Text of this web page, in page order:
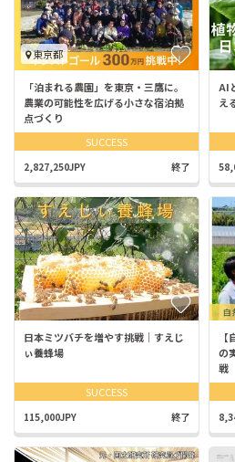
東京都
「泊まれる農園」を東京・三鷹に。
農業の可能性を広げる小さな宿泊拠
点づくり
SUCCESS
2,827,250JPY 終了
AI
え
日本ミツバチを増やす挑戦｜すえじ
ぃ養蜂場
SUCCESS
115,000JPY 終了
の
戦